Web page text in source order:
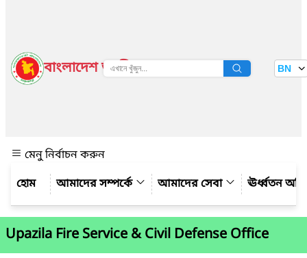
বাংলাদেশ জাতীয় তথ্য বাতায়ন BN
মেনু নির্বাচন করুন
আমাদের সম্পর্কে
আমাদের সেবা ঊর্ধ্বতন
Upazila Fire Service & Civil Defense Office